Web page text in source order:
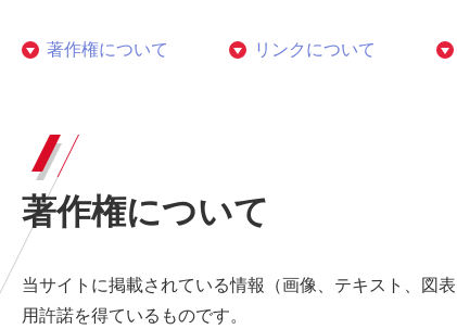
著作権について リンクについて
著作権について
当サイトに掲載されている情報（画像、テキスト、図
用許諾を得ているものです。